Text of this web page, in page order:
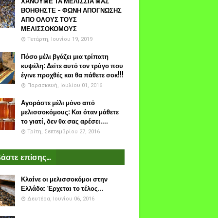
ΒΟΗΘΗΣΤΕ - ΦΩΝΗ ΑΠΟΓΝΩΣΗΣ
ΑΠΟ ΟΛΟΥΣ ΤΟΥΣ
ΜΕΛΙΣΣΟΚΟΜΟΥΣ
Τετάρτη, Ιουνίου 19, 2019
Πόσο μέλι βγάζει μια τρίπατη
κυψέλη: Δείτε αυτό τον τρύγο που
έγινε προχθές και θα πάθετε σοκ!!!
Παρασκευή, Ιουλίου 01, 2016
Αγοράστε μέλι μόνο από
μελισσοκόμους: Και όταν μάθετε
το γιατί, δεν θα σας αρέσει....
Τρίτη, Σεπτεμβρίου 27, 2016
επίσης...
Κλαίνε οι μελισσοκόμοι στην
Ελλάδα: Έρχεται το τέλος...
Δευτέρα, Ιουνίου 06, 2016